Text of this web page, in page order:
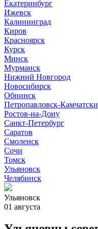
Екатеринбург
Ижевск
Калининград
Киров
Красноярск
Курск
Минск
Мурманск
Нижний Новгород
Новосибирск
Обнинск
Петропавловск-
Ростов-на-Дону
Санкт-Петербург
Саратов
Смоленск
Сочи
Томск
Ульяновск
Челябинск
Ульяновск
01 августа